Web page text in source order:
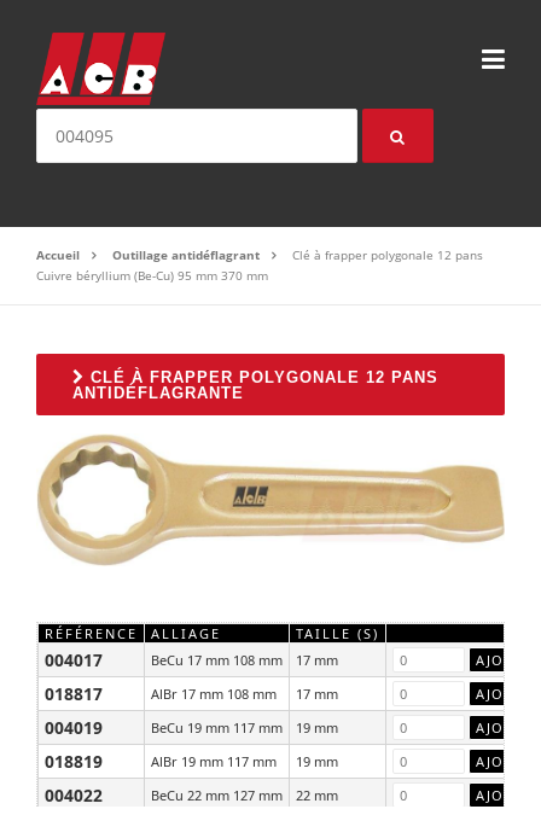
Accueil Outillage antidéflagrant
Clé à frapper polygonale 12 pans
Cuivre béryllium (Be-Cu) 95 mm 370 mm
CLÉ À FRAPPER POLYGONALE 12 PANS
ANTIDÉFLAGRANTE
RÉFÉRENCE ALLIAGE TAILLE (S)
004017 BeCu 17 mm 108 mm 17 mm
018817 AlBr 17 mm 108 mm 17 mm
004019 BeCu 19 mm 117 mm 19 mm
018819 AlBr 19 mm 117 mm 19 mm
004022 BeCu 22 mm 127 mm 22 mm